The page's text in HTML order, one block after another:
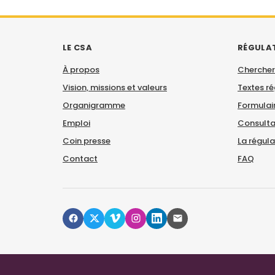
LE CSA
À propos
Vision, missions et valeurs
Organigramme
Emploi
Coin presse
Contact
Textes
La
FAQ